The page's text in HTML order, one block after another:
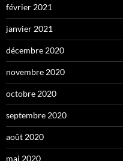
février 2021
janvier 2021
décembre 2020
novembre 2020
octobre 2020
septembre 2020
août 2020
mai 2020